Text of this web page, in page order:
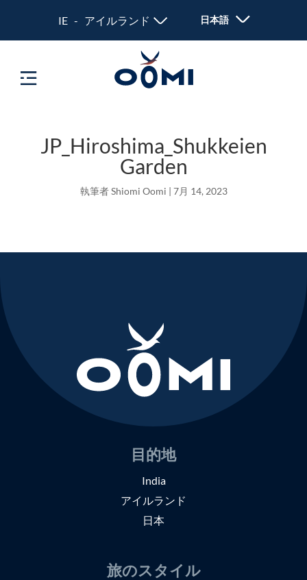
IE - アイルランド 日本語
JP_Hiroshima_Shukkeien
Garden
執筆者Shiomi Oomi | 7月 14, 2023
目的地
India
アイルランド
日本
旅のスタイル